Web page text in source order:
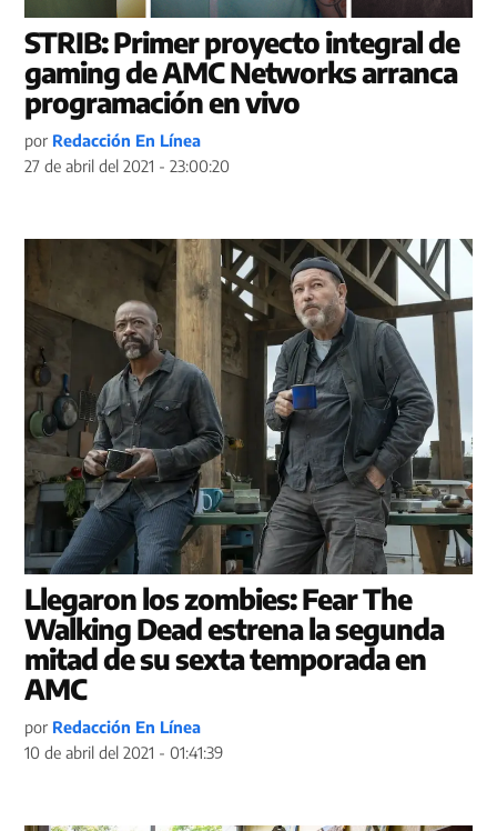
STRIB: Primer proyecto integral de
gaming de AMC Networks arranca
programación en vivo
por Redacción En Línea
27 de abril del 2021 - 23:00:20
Llegaron los zombies: Fear The
Walking Dead estrena la segunda
mitad de su sexta temporada en
AMC
por Redacción En Línea
10 de abril del 2021 - 01:41:39